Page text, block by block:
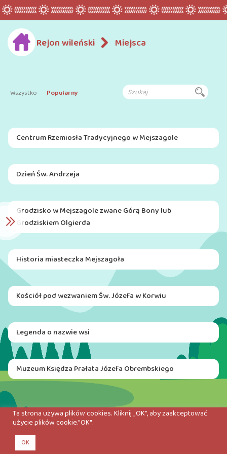
Rejon wileński Miejsca
Wszystko Popularny
Centrum Rzemiosła Tradycyjnego w Mejszagole
Dzień Św. Andrzeja
Grodzisko w Mejszagole zwane Górą Bony lub
Grodziskiem Olgierda
Historia miasteczka Mejszagoła
Kościół pod wezwaniem Św. Józefa w Korwiu
Legenda o nazwie wsi
Muzeum Księdza Prałata Józefa Obrembskiego
Ta strona używa plików cookies. Kliknij „OK”, aby zaakceptować
użycie plików cookie."OK".
OK